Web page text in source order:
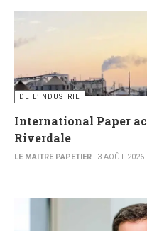
DE L’INDUSTRIE
International Paper
Riverdale
LE MAITRE PAPETIER 3 AOÛT 2026